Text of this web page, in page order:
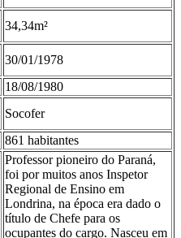
34,34m²
30/01/1978
18/08/1980
Socofer
861 habitantes
Professor pioneiro do Paraná,
foi por muitos anos Inspetor
Regional de Ensino em
Londrina, na época era dado o
título de Chefe para os
ocupantes do cargo. Nasceu em